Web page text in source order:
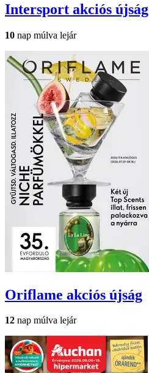
Intersport akciós újság
10 nap múlva lejár
Oriflame akciós újság
12 nap múlva lejár